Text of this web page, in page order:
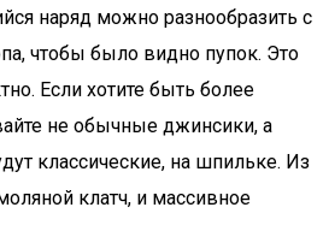
наряд можно разнообразить с
чтобы было видно пупок. Это
Если хотите быть более
не обычные джинсики, а
классические, на шпильке. Из
клатч, и массивное